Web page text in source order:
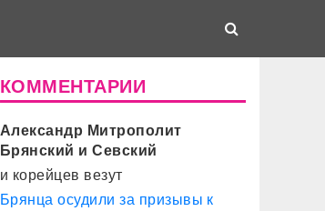
КОММЕНТАРИИ
Александр Митрополит
Брянский и Севский
и корейцев везут
Брянца осудили за призывы к